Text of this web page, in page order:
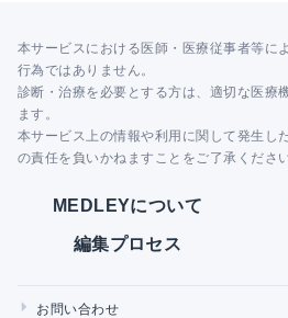
本サービスにおける医師・医療従事者等に
行為ではありません。
診断・治療を必要とする方は、適切な医療
ます。
本サービス上の情報や利用に関して発生し
の責任を負いかねますことをご了承ください
MEDLEYについて
編集プロセス
お問い合わせ